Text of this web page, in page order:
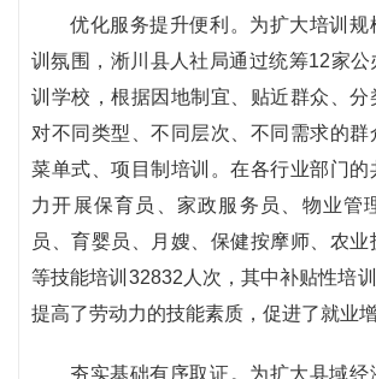
优化服务提升便利。为扩大培训规
训氛围，淅川县人社局通过统筹12家
训学校，根据因地制宜、贴近群众、分
对不同类型、不同层次、不同需求的群
菜单式、项目制培训。在各行业部门的
力开展保育员、家政服务员、物业管
员、育婴员、月嫂、保健按摩师、农
等技能培训32832人次，其中补贴性培
提高了劳动力的技能素质，促进了就业增
夯实基础有序取证。为扩大县域经